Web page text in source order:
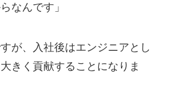
なんです」
が、入社後はエンジニアとし
きく貢献することになりま